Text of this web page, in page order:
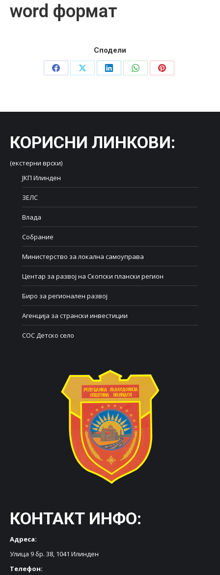
word формат
Сподели
Share
Share
Share
Share
Share
КОРИСНИ ЛИНКОВИ:
(екстерни врски)
ЈКП Илинден
ЗЕЛС
Влада
Собрание
Министерство за локална самоуправа
Центар за развој на Скопски плански регион
Биро за регионален развој
Агенција за странски инвестиции
СОС Детско село
КОНТАКТ ИНФО:
Адреса:
Улица 9 бр. 38, 1041 Илинден
Телефон: